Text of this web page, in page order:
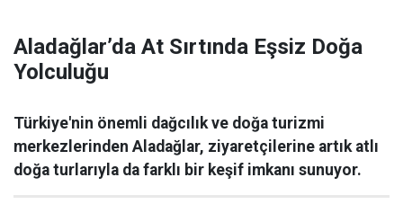
Aladağlar’da At Sırtında Eşsiz Doğa
Yolculuğu
Türkiye'nin önemli dağcılık ve doğa turizmi
merkezlerinden Aladağlar, ziyaretçilerine artık atlı
doğa turlarıyla da farklı bir keşif imkanı sunuyor.